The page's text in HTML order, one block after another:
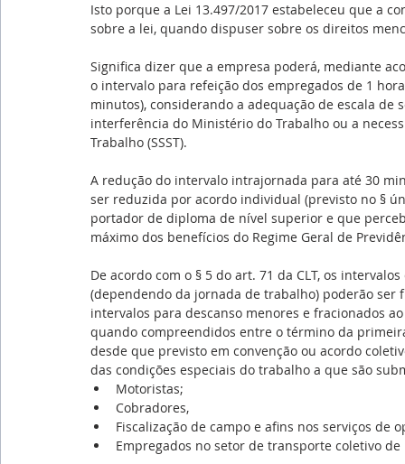
Isto porque a Lei 13.497/2017 estabeleceu que a
sobre a lei, quando dispuser sobre os direitos
Significa dizer que a empresa poderá, mediante
o intervalo para refeição dos empregados de 1
minutos), considerando a adequação de escala
interferência do Ministério do Trabalho ou a
Trabalho (SSST).
A redução do intervalo intrajornada para até 30
ser reduzida por acordo individual (previsto no §
portador de diploma de nível superior e que
máximo dos benefícios do Regime Geral de
De acordo com o § 5 do art. 71 da CLT, os
(dependendo da jornada de trabalho) poderão
intervalos para descanso menores e fracionados
quando compreendidos entre o término da
desde que previsto em convenção ou acordo
das condições especiais do trabalho a que são
Motoristas;
Cobradores,
Fiscalização de campo e afins nos serviços
Empregados no setor de transporte coletivo